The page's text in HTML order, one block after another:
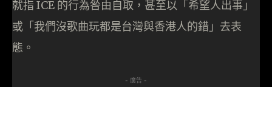
就指 ICE 的行為咎由自取，甚至以「希望人出事」
或「我們沒歌曲玩都是台灣與香港人的錯」去表
態。
- 廣告 -